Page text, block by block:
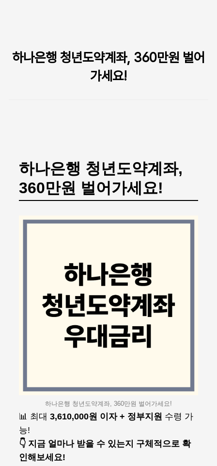
하나은행 청년도약계좌, 360만원 벌어
가세요!
하나은행 청년도약계좌,
360만원 벌어가세요!
하나은행 청년도약계좌, 360만원 벌어가세요!
📊 최대 3,610,000원 이자 + 정부지원 수령 가
능!
👇 지금 얼마나 받을 수 있는지 구체적으로 확
인해보세요!